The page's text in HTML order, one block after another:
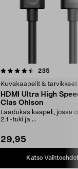
235arvostelut
Kuvakaapelit & tarvikkeet
HDMI Ultra High
Clas Ohlson
Laadukas kaapeli, jossa
2.1 -tuki ja ...
29,95
Katso
4.0 viidestä